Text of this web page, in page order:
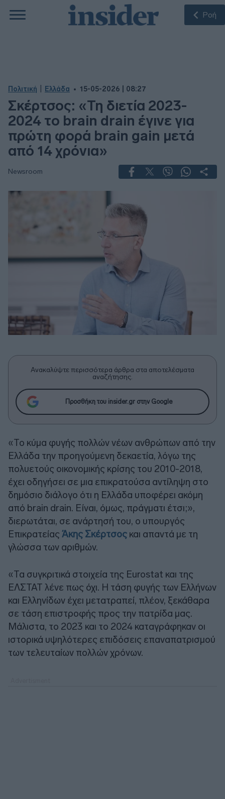
Ροή
Πολιτική Ελλάδα 15-05-2026 | 08:27
Σκέρτσος: «Τη διετία 2023-
2024 το brain drain έγινε για
πρώτη φορά brain gain μετά
από 14 χρόνια»
Newsroom
Ανακαλύψτε περισσότερα άρθρα στα αποτελέσματα
αναζήτησης.
Προσθήκη του insider.gr στην Google
«Το κύμα φυγής πολλών νέων ανθρώπων από την
Ελλάδα την προηγούμενη δεκαετία, λόγω της
πολυετούς οικονομικής κρίσης του 2010-2018,
έχει οδηγήσει σε μια επικρατούσα αντίληψη στο
δημόσιο διάλογο ότι η Ελλάδα υποφέρει ακόμη
από brain drain. Είναι, όμως, πράγματι έτσι;»,
διερωτάται, σε ανάρτησή του, ο υπουργός
Επικρατείας Άκης Σκέρτσος και απαντά με τη
γλώσσα των αριθμών.
«Τα συγκριτικά στοιχεία της Eurostat και της
ΕΛΣΤΑΤ λένε πως όχι. Η τάση φυγής των Ελλήνων
και Ελληνίδων έχει μετατραπεί, πλέον, ξεκάθαρα
σε τάση επιστροφής προς την πατρίδα μας.
Μάλιστα, το 2023 και το 2024 καταγράφηκαν οι
ιστορικά υψηλότερες επιδόσεις επαναπατρισμού
των τελευταίων πολλών χρόνων.